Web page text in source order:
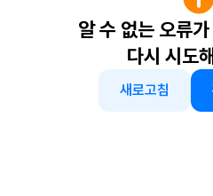
알 수 없는 오류
다시 시도
새로고침